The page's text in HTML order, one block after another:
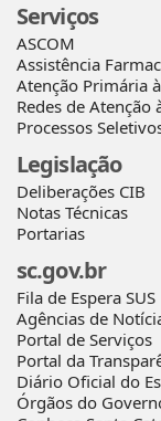
Serviços
ASCOM
Assistência
Atenção Primária
Redes de Atenção
Processos
Legislação
Deliberações CIB
Notas Técnicas
Portarias
sc.gov.br
Fila de Espera SUS
Agências de
Portal de Serviços
Portal da
Diário Oficial do
Órgãos do